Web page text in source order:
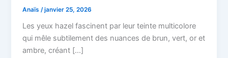
Anaïs /janvier 25, 2026
Les yeux hazel fascinent par leur teinte multicolore
qui mêle subtilement des nuances de brun, vert, or et
ambre, créant […]